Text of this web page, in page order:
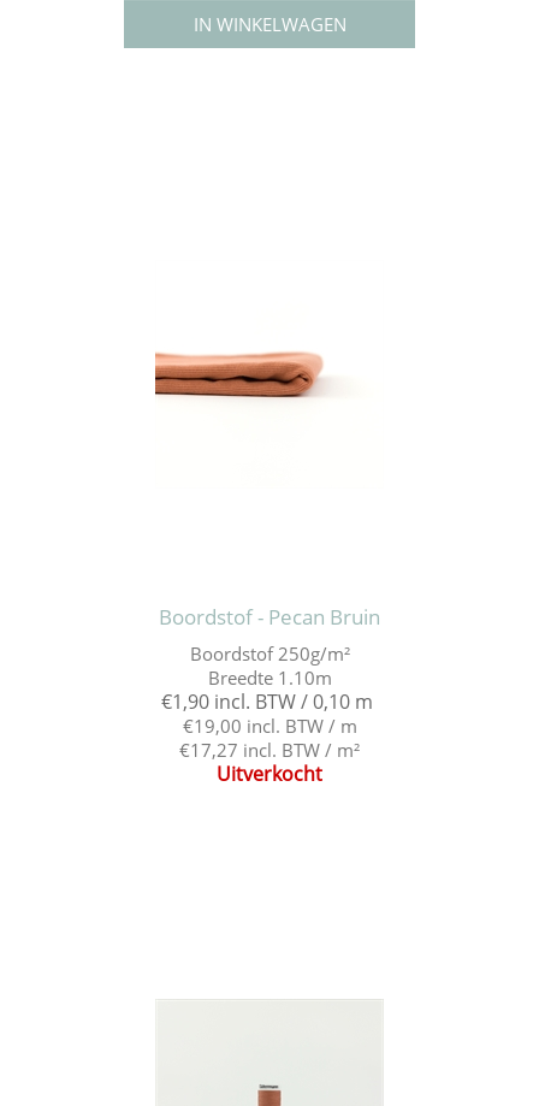
Boordstof - Pecan Bruin
Boordstof 250g/m²
Breedte 1.10m
€1,90 incl. BTW / 0,10 m
€19,00 incl. BTW / m
€17,27 incl. BTW / m²
Uitverkocht